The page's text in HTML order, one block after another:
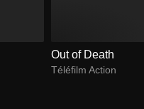
Out of Death
Téléfilm Action